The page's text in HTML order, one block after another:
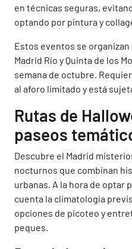
en técnicas seguras,
optando por pintura y
Estos eventos se
Madrid Río y Quinta de los
semana de octubre.
al aforo limitado y está
Rutas de
paseos
Descubre el Madrid
nocturnos que combinan
urbanas. A la hora de optar
cuenta la climatología
opciones de picoteo y
peques.